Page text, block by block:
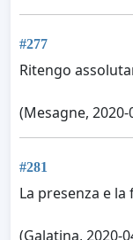
#277
Ritengo
(Mesagne, 2020-
#281
La presenza e
(Galatina, 2020-